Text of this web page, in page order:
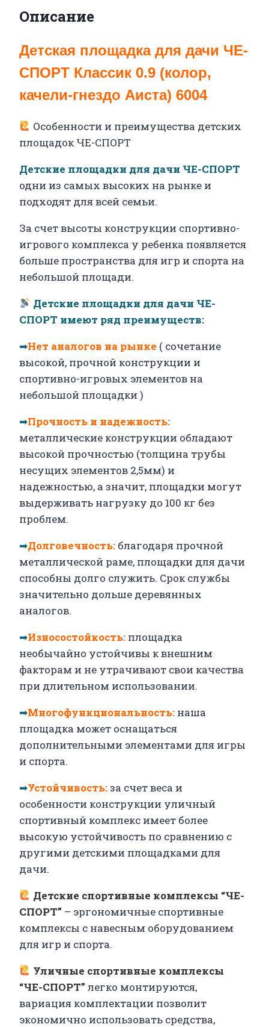
Описание
Детская площадка для дачи ЧЕ-
СПОРТ Классик 0.9 (колор,
качели-гнездо Аиста) 6004
Особенности и преимущества детских
площадок ЧЕ-СПОРТ
Детские площадки для дачи ЧЕ-СПОРТ
одни из самых высоких на рынке и
подходят для всей семьи.
За счет высоты конструкции спортивно-
игрового комплекса у ребенка появляется
больше пространства для игр и спорта на
небольшой площади.
Детские площадки для дачи ЧЕ-
СПОРТ имеют ряд преимуществ:
➡Нет аналогов на рынке ( сочетание
высокой, прочной конструкции и
спортивно-игровых элементов на
небольшой площадки )
➡Прочность и надежность:
металлические конструкции обладают
высокой прочностью (толщина трубы
несущих элементов 2,5мм) и
надежностью, а значит, площадки могут
выдерживать нагрузку до 100 кг без
проблем.
➡Долговечность: благодаря прочной
металлической раме, площадки для дачи
способны долго служить. Срок службы
значительно дольше деревянных
аналогов.
➡Износостойкость: площадка
необычайно устойчивы к внешним
факторам и не утрачивают свои качества
при длительном использовании.
➡Многофункциональность: наша
площадка может оснащаться
дополнительными элементами для игры
и спорта.
➡Устойчивость:за счет веса и
особенности конструкции уличный
спортивный комплекс имеет более
высокую устойчивость по сравнению с
другими детскими площадками для
дачи.
Детские спортивные комплексы “ЧЕ-
СПОРТ” – эргономичные спортивные
комплексы с навесным оборудованием
для игр и спорта.
Уличные спортивные комплексы
“ЧЕ-СПОРТ” легко монтируются,
вариация комплектации позволит
экономично использовать средства,